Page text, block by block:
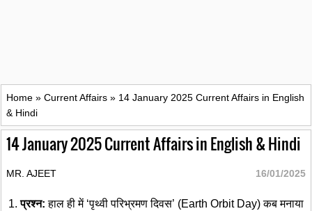
Home » Current Affairs » 14 January 2025 Current Affairs in English
& Hindi
14 January 2025 Current Affairs in English & Hindi
MR. AJEET 16/01/2025
प्रश्न: हाल ही में ‘पृथ्वी परिभ्रमण दिवस’ (Earth Orbit Day) कब मनाया